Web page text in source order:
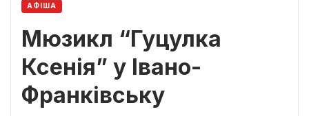
АФІША
Мюзикл “Гуцулка
Ксенія” у Івано-
Франківську